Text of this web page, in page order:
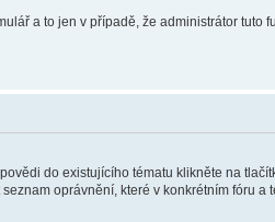
a to jen v případě, že administrátor
do existujícího tématu klikněte na
oprávnění, které v konkrétním fóru a